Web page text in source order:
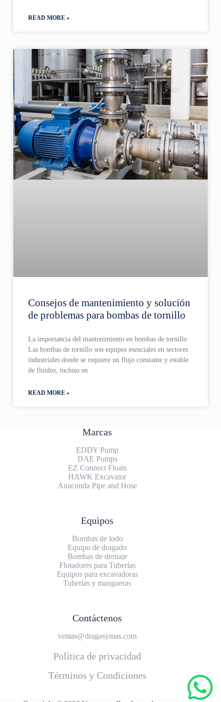
READ MORE »
Consejos de mantenimiento y solución
de problemas para bombas de tornillo
La importancia del mantenimiento en bombas de tornillo
Las bombas de tornillo son equipos esenciales en sectores
industriales donde se requiere un flujo constante y estable
de fluidos, incluso en
READ MORE »
Marcas
EDDY Pump
DAE Pumps
EZ Connect Floats
HAWK Excavator
Anaconda Pipe and Hose
Equipos
Bombas de lodo
Equipo de dragado
Bombas de drenaje
Flotadores para Tuberías
Equipos para excavadoras
Tuberías y mangueras
Contáctenos
ventas@dragasymas.com
Política de privacidad
Términos y Condiciones